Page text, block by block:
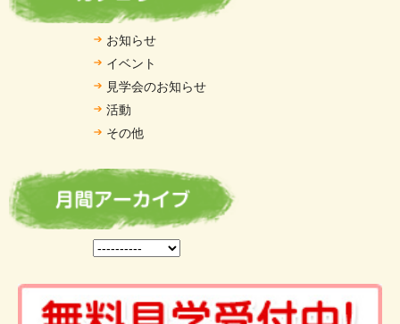
お知らせ
イベント
見学会のお知らせ
活動
その他